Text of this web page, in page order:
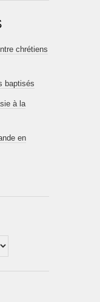
chrétiens
baptisés
à la
en